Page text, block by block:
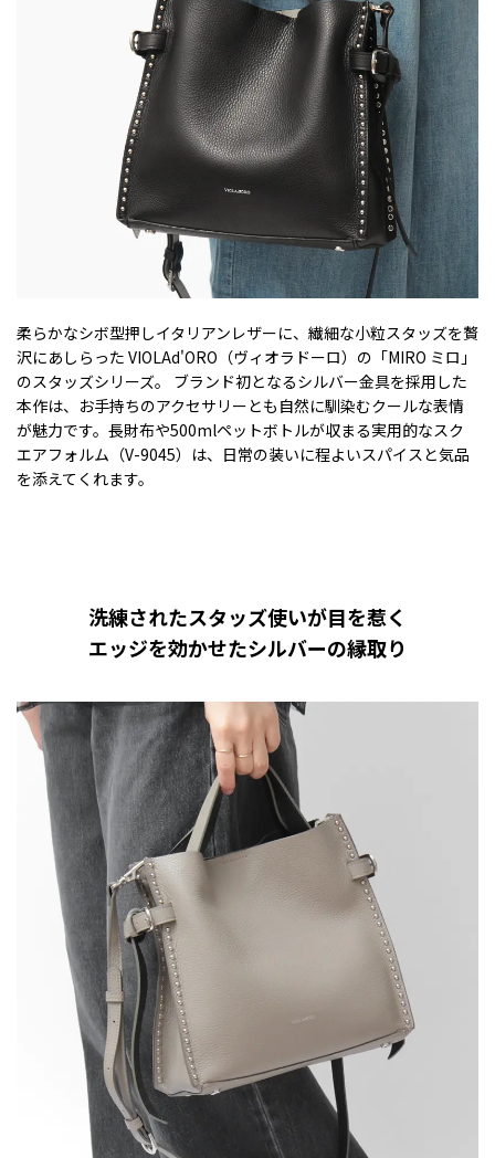
柔らかなシボ型押しイタリアンレザーに、繊細な小粒スタッズを贅
沢にあしらった VIOLAd'ORO（ヴィオラドーロ）の「MIRO ミロ」
のスタッズシリーズ。 ブランド初となるシルバー金具を採用した
本作は、お手持ちのアクセサリーとも自然に馴染むクールな表情
が魅力です。長財布や500mlペットボトルが収まる実用的なスク
エアフォルム（V-9045）は、日常の装いに程よいスパイスと気品
を添えてくれます。
洗練されたスタッズ使いが目を惹く
エッジを効かせたシルバーの縁取り